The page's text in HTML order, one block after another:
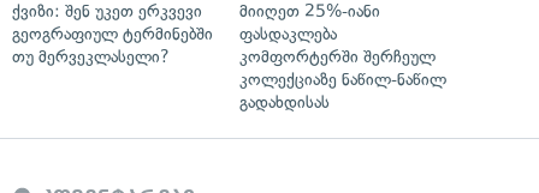
ქვიზი: შენ უკეთ ერკვევი
გეოგრაფიულ ტერმინებში
თუ მერვეკლასელი?
მიიღეთ 25%-იანი
ფასდაკლება
კომფორტერში შერჩეულ
კოლექციაზე ნაწილ-ნაწილ
გადახდისას